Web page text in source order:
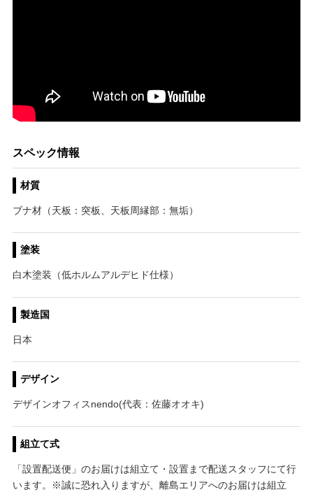
スペック情報
材質
ブナ材（天板：突板、天板周縁部：無垢）
塗装
白木塗装（低ホルムアルデヒド仕様）
製造国
日本
デザイン
デザインオフィスnendo(代表：佐藤オオキ)
組立て式
「設置配送便」のお届けは組立て・設置まで配送スタッフにて行
います。※誠に恐れ入りますが、離島エリアへのお届けは組立